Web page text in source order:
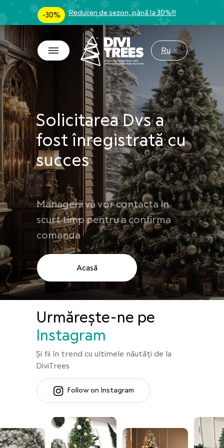
Reduceri de sezon, până la 30%!!!
-30%
Solicitarea Dvs a
fost înregistrată cu
succes
Ru
Managerii vă vor contacta în
scurt timp pentru a confirma
comanda
Acasă
Urmărește-ne pe
Instagram
Și fii în trend cu ultimele năutăți de la
DiviTrees
Follow on Instagram
Te sunăm noi